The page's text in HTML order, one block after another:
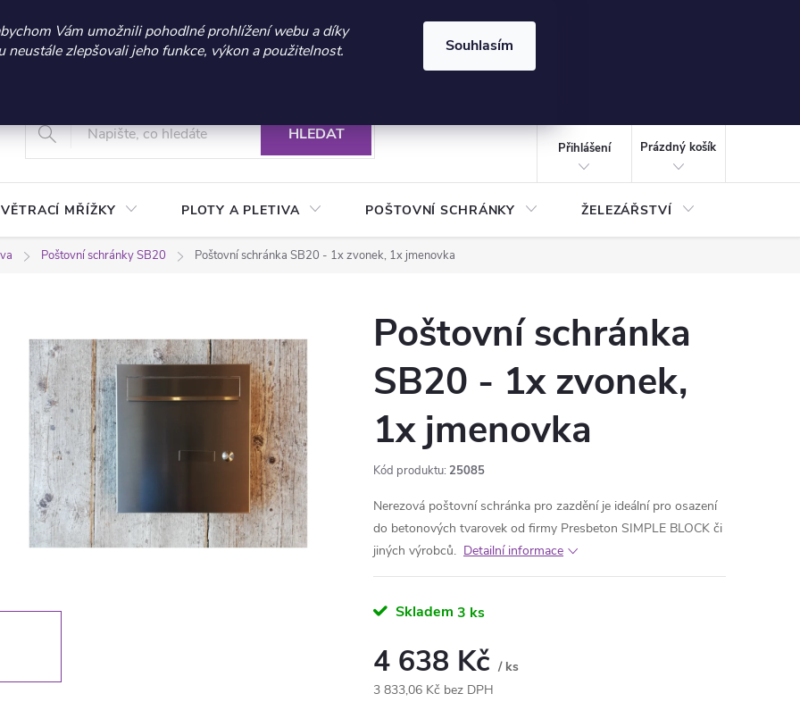
sleva 300 Kč při nákupu nad 3.000 Kč | Platnost do 21.9.2026 ⏰ | Kód: LÉTO2026
Vám umožnili pohodlné prohlížení webu a díky
neustále zlepšovali jeho funkce, výkon a použitelnost.
Souhlasím
+420 604 269 200
Vrácení a reklamace zboží Podmínky ochrany osobních údajů
HLEDAT
Přihlášení
KOŠÍK
Prázdný košík
VĚTRACÍ MŘÍŽKY PLOTY A PLETIVA POŠTOVNÍ SCHRÁNKY ŽELEZÁŘSTVÍ
Poštovní schránky SB20 Poštovní schránka SB20 - 1x zvonek, 1x jmenovka
Poštovní schránka
SB20 - 1x zvonek,
1x jmenovka
Kód produktu: 25085
Nerezová poštovní schránka pro zazdění je ideální pro osazení
do betonových tvarovek od firmy Presbeton SIMPLE BLOCK či
jiných výrobců. Detailní informace
Skladem 3 ks
4 638 Kč / ks
3 833,06 Kč bez DPH